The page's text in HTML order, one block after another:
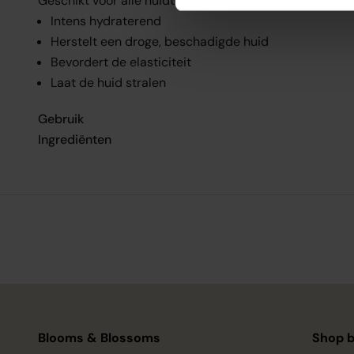
Intens hydraterend
Herstelt een droge, beschadigde huid
Bevordert de elasticiteit
Laat de huid stralen
Gebruik
Ingrediënten
Blooms & Blossoms Shop